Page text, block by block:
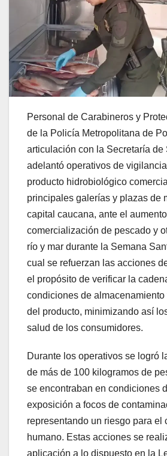
Personal de Carabineros y
de la Policía Metropolitana de
articulación con la Secretaría de
adelantó operativos de vigilancia
producto hidrobiológico
principales galerías y plazas de
capital caucana, ante el
comercialización de pescado y
río y mar durante la Semana
cual se refuerzan las acciones
el propósito de verificar la
condiciones de almacenamiento
del producto, minimizando así
salud de los consumidores.
Durante los operativos se logró
de más de 100 kilogramos de
se encontraban en condiciones
exposición a focos de
representando un riesgo para el
humano. Estas acciones se
aplicación a lo dispuesto en la